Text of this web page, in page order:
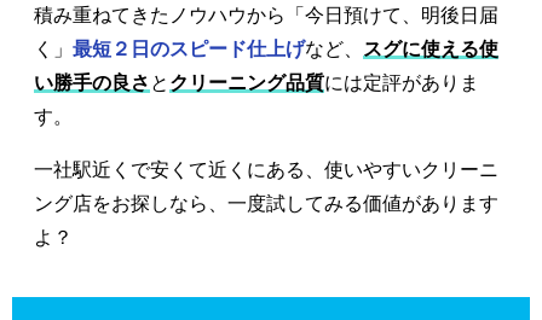
積み重ねてきたノウハウから「今日預けて、明後日届
く」 最短２日のスピード仕上げなど、
スグに使える使
い勝手の良さ と クリーニング品質には定評がありま
す。
一社駅近くで安くて近くにある、使いやすいクリーニ
ング店をお探しなら、一度試してみる価値があります
よ？